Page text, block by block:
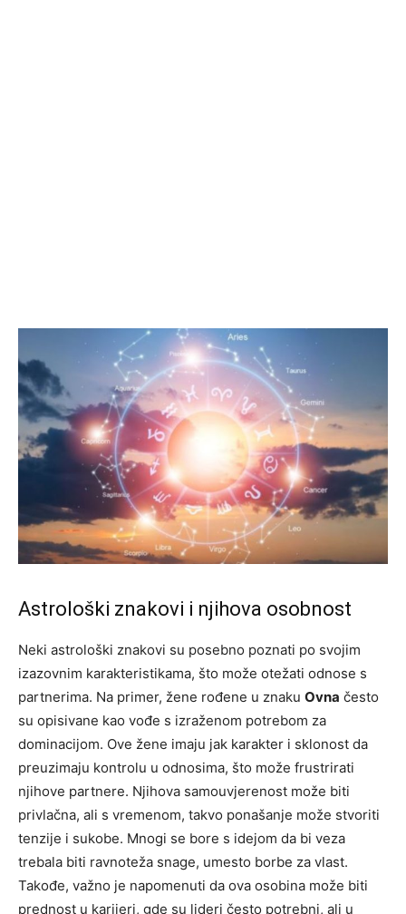
Astrološki znakovi i njihova osobnost
Neki astrološki znakovi su posebno poznati po svojim
izazovnim karakteristikama, što može otežati odnose s
partnerima. Na primer, žene rođene u znaku Ovna često
su opisivane kao vođe s izraženom potrebom za
dominacijom. Ove žene imaju jak karakter i sklonost da
preuzimaju kontrolu u odnosima, što može frustrirati
njihove partnere. Njihova samouvjerenost može biti
privlačna, ali s vremenom, takvo ponašanje može stvoriti
tenzije i sukobe. Mnogi se bore s idejom da bi veza
trebala biti ravnoteža snage, umesto borbe za vlast.
Takođe, važno je napomenuti da ova osobina može biti
prednost u karijeri, gde su lideri često potrebni, ali u